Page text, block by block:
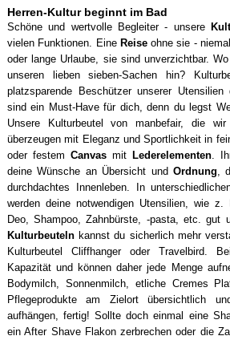
Herren-Kultur beginnt im Bad
Schöne und wertvolle Begleiter - unsere
vielen Funktionen. EineReiseohne sie -
oder lange Urlaube, sie sind unverzichtbar.
unseren lieben sieben-Sachen hin?
platzsparende Beschützer unserer
sind ein Must-Have für dich, denn du legst
Unsere Kulturbeutel von manbefair, die wir
überzeugen mit Eleganz und Sportlichkeit in
oder festem Canvasmit Lederelementen .
deine Wünsche an Übersicht und Ordnung ,
durchdachtes Innenleben. In
werden deine notwendigen Utensilien, wie z.
Deo, Shampoo, Zahnbürste, -pasta, etc. gut
Kulturbeutelnkannst du sicherlich mehr
Kulturbeutel Cliffhanger oder Travelbird.
Kapazität und können daher jede Menge
Bodymilch, Sonnenmilch, etliche Cremes
Pflegeprodukte am Zielort übersichtlich
aufhängen, fertig! Sollte doch einmal eine
ein After Shave Flakon zerbrechen oder die